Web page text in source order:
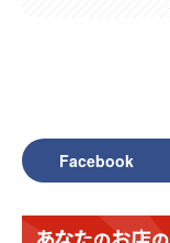
Facebook